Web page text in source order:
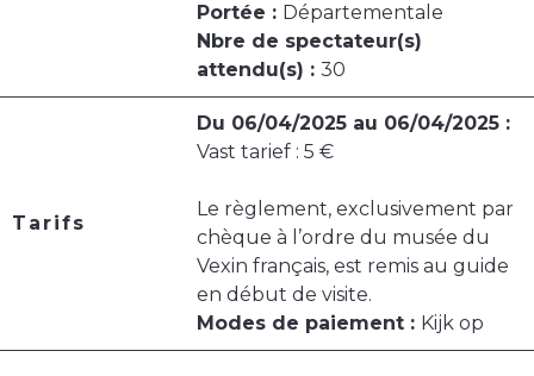
Portée : Départementale
Nbre de spectateur(s)
attendu(s) : 30
Tarifs
Du 06/04/2025 au 06/04/2025 :
Vast tarief : 5 €
Le règlement, exclusivement par
chèque à l’ordre du musée du
Vexin français, est remis au guide
en début de visite.
Modes de paiement : Kijk op